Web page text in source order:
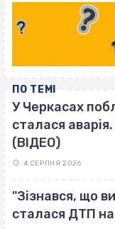
ПО ТЕМІ
У Черкасах
сталася
(ВІДЕО)
4 СЕРПНЯ 2026
"Зізнався, що
сталася ДТП на